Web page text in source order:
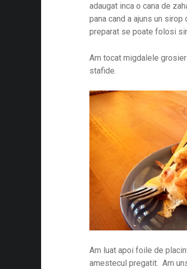
adaugat inca o cana de
pana cand a ajuns un
preparat se poate folosi
Am tocat migdalele
stafide.
Am luat apoi foile de
amestecul pregatit. Am